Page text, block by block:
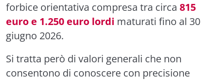
forbice orientativa compresa tra circa 815
euro e 1.250 euro lordi maturati fino al 30
giugno 2026.
Si tratta però di valori generali che non
consentono di conoscere con precisione